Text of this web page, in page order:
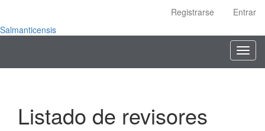
Contenido
Registrarse
Entrar
Salmanticensis
Listado de revisores